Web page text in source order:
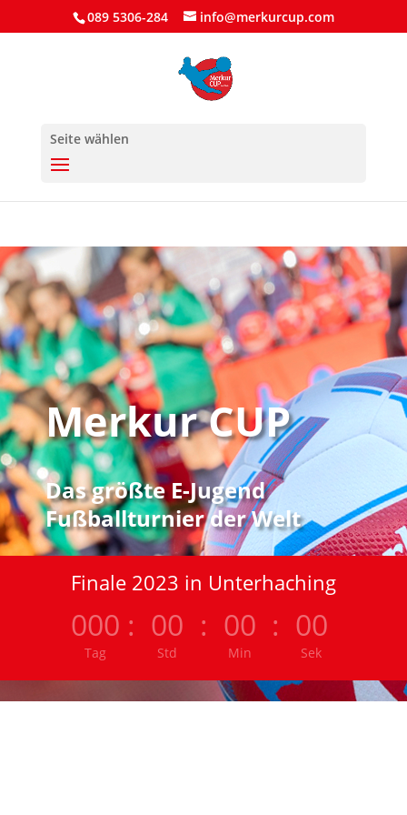
089 5306-284 info@merkurcup.com
Seite wählen
Merkur CUP
Das größte E-Jugend
Fußballturnier der Welt
Finale 2023 in Unterhaching
000
Tag
: 00
Std
: 00
Min
: 00
Sek